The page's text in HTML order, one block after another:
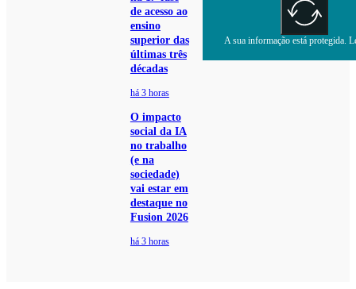
de acesso ao
ensino
superior das
últimas três
décadas
há 3 horas
O impacto
social da IA
no trabalho
(e na
sociedade)
vai estar em
destaque no
Fusion 2026
há 3 horas
A sua informação está protegida.